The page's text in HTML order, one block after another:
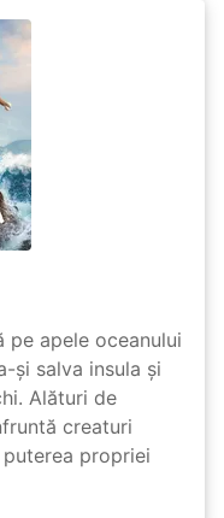
pe apele oceanului
și salva insula și
Alături de
creaturi
propriei